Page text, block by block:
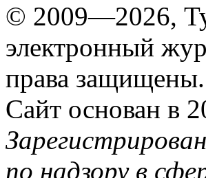
© 2009—2026,
электронный
права защищены.
Сайт основан в
по надзору в